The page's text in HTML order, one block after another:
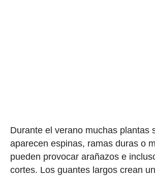
Durante el verano muchas plantas
aparecen espinas, ramas duras o
pueden provocar arañazos e
cortes. Los guantes largos crean